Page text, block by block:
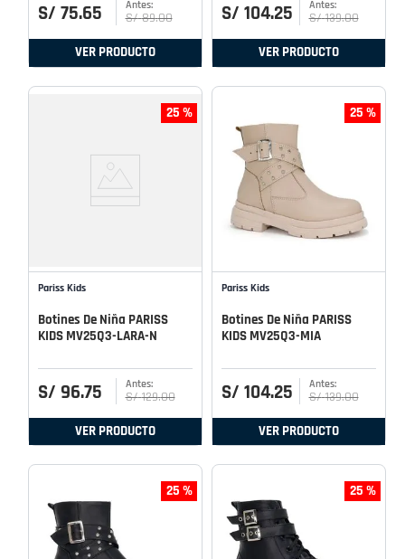
S/ 75.65 S/ 89.00
VER PRODUCTO
S/ 104.25 S/ 139.00
VER PRODUCTO
25 %
Pariss Kids
Botines De Niña PARISS
KIDS MV25Q3-LARA-N
S/ 96.75 S/ 129.00
VER PRODUCTO
25 %
Pariss Kids
Botines De Niña PARISS
KIDS MV25Q3-MIA
S/ 104.25 S/ 139.00
VER PRODUCTO
25 % 25 %